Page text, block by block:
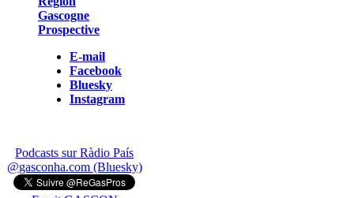
Gascogne
Prospective
E-mail
Facebook
Bluesky
Instagram
Podcasts sur Ràdio País
@gasconha.com (Bluesky)